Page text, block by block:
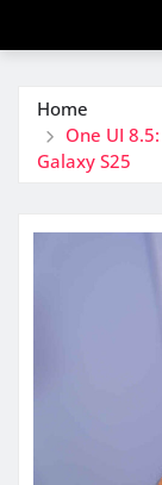
Home
One UI
Galaxy S25